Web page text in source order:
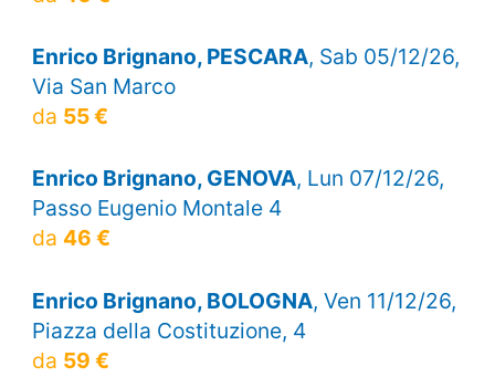
Enrico Brignano, PESCARA, Sab 05/12/26,
Via San Marco
da 55 €
Enrico Brignano, GENOVA, Lun 07/12/26,
Passo Eugenio Montale 4
da 46 €
Enrico Brignano, BOLOGNA, Ven 11/12/26,
Piazza della Costituzione, 4
da 59 €